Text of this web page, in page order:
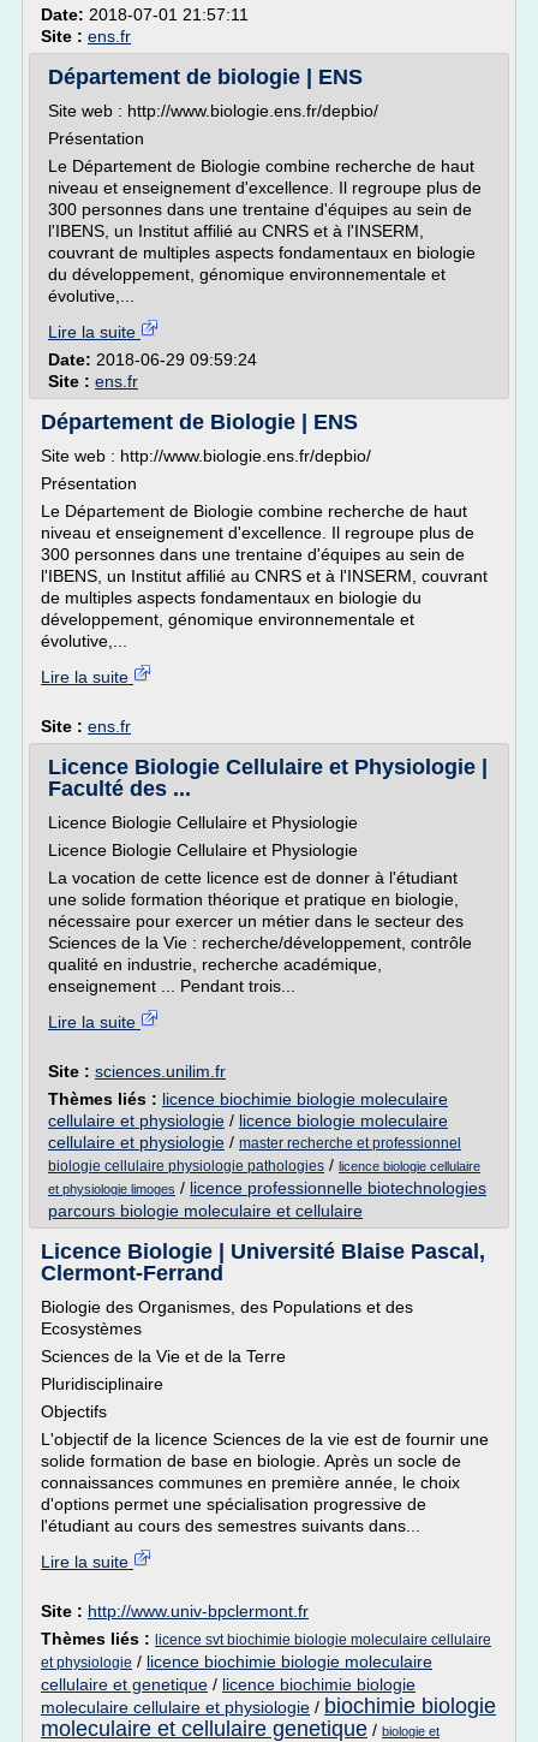
Date: 2018-07-01 21:57:11
Site : ens.fr
Département de biologie | ENS
Site web : http://www.biologie.ens.fr/depbio/
Présentation
Le Département de Biologie combine recherche de haut
niveau et enseignement d'excellence. Il regroupe plus de
300 personnes dans une trentaine d'équipes au sein de
l'IBENS, un Institut affilié au CNRS et à l'INSERM,
couvrant de multiples aspects fondamentaux en biologie
du développement, génomique environnementale et
évolutive,...
Lire la suite
Date: 2018-06-29 09:59:24
Site : ens.fr
Département de Biologie | ENS
Site web : http://www.biologie.ens.fr/depbio/
Présentation
Le Département de Biologie combine recherche de haut
niveau et enseignement d'excellence. Il regroupe plus de
300 personnes dans une trentaine d'équipes au sein de
l'IBENS, un Institut affilié au CNRS et à l'INSERM, couvrant
de multiples aspects fondamentaux en biologie du
développement, génomique environnementale et
évolutive,...
Lire la suite
Site : ens.fr
Licence Biologie Cellulaire et Physiologie |
Faculté des ...
Licence Biologie Cellulaire et Physiologie
Licence Biologie Cellulaire et Physiologie
La vocation de cette licence est de donner à l'étudiant
une solide formation théorique et pratique en biologie,
nécessaire pour exercer un métier dans le secteur des
Sciences de la Vie : recherche/développement, contrôle
qualité en industrie, recherche académique,
enseignement ... Pendant trois...
Lire la suite
Site : sciences.unilim.fr
Thèmes liés : licence biochimie biologie moleculaire
cellulaire et physiologie / licence biologie moleculaire
cellulaire et physiologie / master recherche et professionnel
biologie cellulaire physiologie pathologies / licence biologie cellulaire
et physiologie limoges / licence professionnelle biotechnologies
parcours biologie moleculaire et cellulaire
Licence Biologie | Université Blaise Pascal,
Clermont-Ferrand
Biologie des Organismes, des Populations et des
Ecosystèmes
Sciences de la Vie et de la Terre
Pluridisciplinaire
Objectifs
L'objectif de la licence Sciences de la vie est de fournir une
solide formation de base en biologie. Après un socle de
connaissances communes en première année, le choix
d'options permet une spécialisation progressive de
l'étudiant au cours des semestres suivants dans...
Lire la suite
Site : http://www.univ-bpclermont.fr
Thèmes liés : licence svt biochimie biologie moleculaire cellulaire
et physiologie / licence biochimie biologie moleculaire
cellulaire et genetique / licence biochimie biologie
moleculaire cellulaire et physiologie / biochimie biologie
moleculaire et cellulaire genetique / biologie et